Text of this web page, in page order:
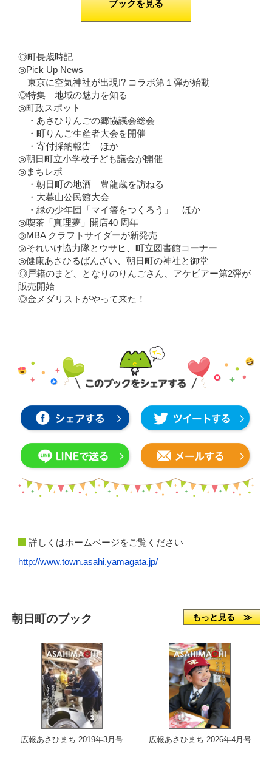
ブックを見る
◎町長歳時記
◎Pick Up News
東京に空気神社が出現!? コラボ第１弾が始動
◎特集 地域の魅力を知る
◎町政スポット
・あさひりんごの郷協議会総会
・町りんご生産者大会を開催
・寄付採納報告 ほか
◎朝日町立小学校子ども議会が開催
◎まちレポ
・朝日町の地酒 豊龍蔵を訪ねる
・大暮山公民館大会
・緑の少年団「マイ箸をつくろう」 ほか
◎喫茶「真理夢」開店40 周年
◎MBA クラフトサイダーが新発売
◎それいけ協力隊とウサヒ、町立図書館コーナー
◎健康あさひるばんざい、朝日町の神社と御堂
◎戸籍のまど、となりのりんごさん、アケビアー第2弾が
販売開始
◎金メダリストがやって来た！
詳しくはホームページをご覧ください
http://www.town.asahi.yamagata.jp/
朝日町のブック もっと見る ≫
広報あさひまち 2019年3月号 広報あさひまち 2026年4月号